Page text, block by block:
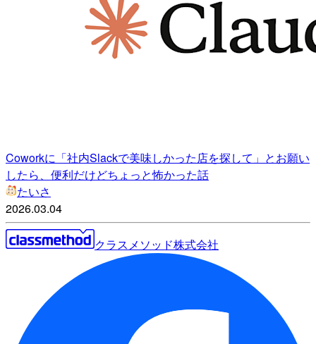
Coworkに「社内Slackで美味しかった店を探して」とお願い
したら、便利だけどちょっと怖かった話
たいさ
2026.03.04
クラスメソッド株式会社